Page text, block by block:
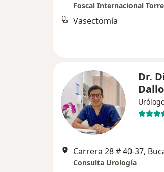
Foscal Internacional
Vasectomía
Dr.
Carrera 28 # 40-37,
Consulta Urología